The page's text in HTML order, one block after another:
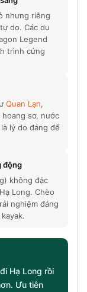
nhưng riêng
do. Các du
Legend
trình cứng
Quan Lạn,
hoang sơ, nước
lý do đáng để
động
không đặc
Long. Chèo
nghiệm đáng
Hạ Long rồi
Ưu tiên